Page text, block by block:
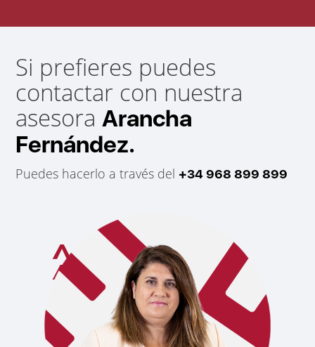
Si prefieres puedes
contactar con nuestra
asesoraArancha
Fernández.
Puedes hacerlo a través del +34 968 899 899